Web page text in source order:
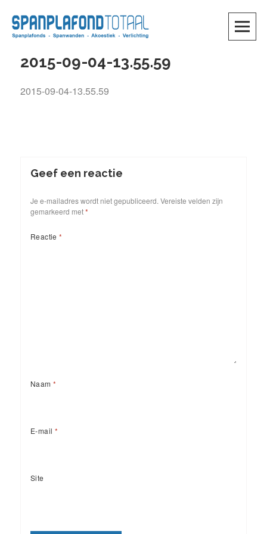
content
2015-09-04-13.55.59
2015-09-04-13.55.59
Geef een reactie
Je e-mailadres wordt niet gepubliceerd. Vereiste velden zijn
gemarkeerd met*
Reactie*
Naam*
E-mail *
Site